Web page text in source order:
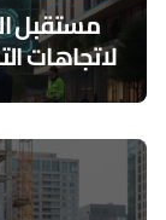
لاتجاهات